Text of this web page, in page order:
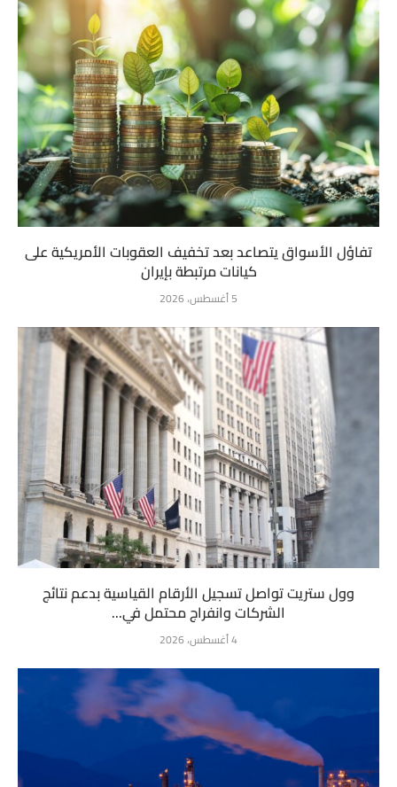
تفاؤل الأسواق يتصاعد بعد تخفيف العقوبات الأمريكية على
كيانات مرتبطة بإيران
5 أغسطس، 2026
وول ستريت تواصل تسجيل الأرقام القياسية بدعم نتائج
الشركات وانفراج محتمل في...
4 أغسطس، 2026